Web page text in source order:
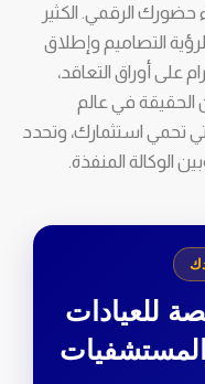
حضورك الرقمي. الكثير
التصاميم وإطلاق
على أوراق التعاقد،
الحقيقة في عالم
تحمي استثمارك، وتحدد
الوكالة المنفذة.
للعيادات